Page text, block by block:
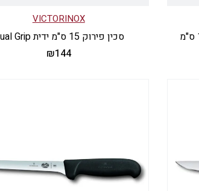
VICTORINOX
סכין פירוק 15 ס"מ ידית Dual Grip
₪144